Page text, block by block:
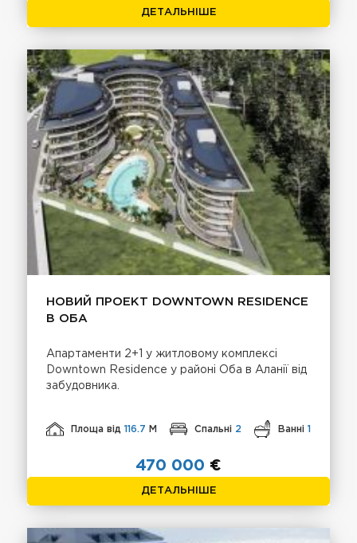
ДЕТАЛЬНІШЕ
НОВИЙ ПРОЕКТ DOWNTOWN RESIDENCE
В ОБА
Апартаменти 2+1 у житловому комплексі
Downtown Residence у районі Оба в Аланії від
забудовника.
Площа від116.7 М Спальні 2 Ванні 1
470 000 €
ДЕТАЛЬНІШЕ